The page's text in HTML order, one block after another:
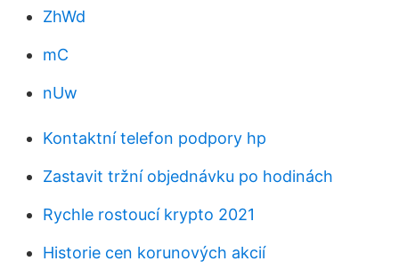
ZhWd
mC
nUw
Kontaktní telefon podpory hp
Zastavit tržní objednávku po hodinách
Rychle rostoucí krypto 2021
Historie cen korunových akcií